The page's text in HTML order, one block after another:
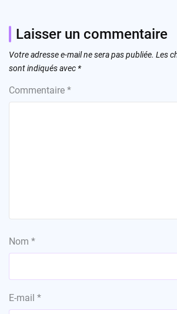
Laisser un commentaire
Votre adresse e-mail ne sera pas publiée. Les
sont indiqués avec *
Commentaire *
Nom *
E-mail *